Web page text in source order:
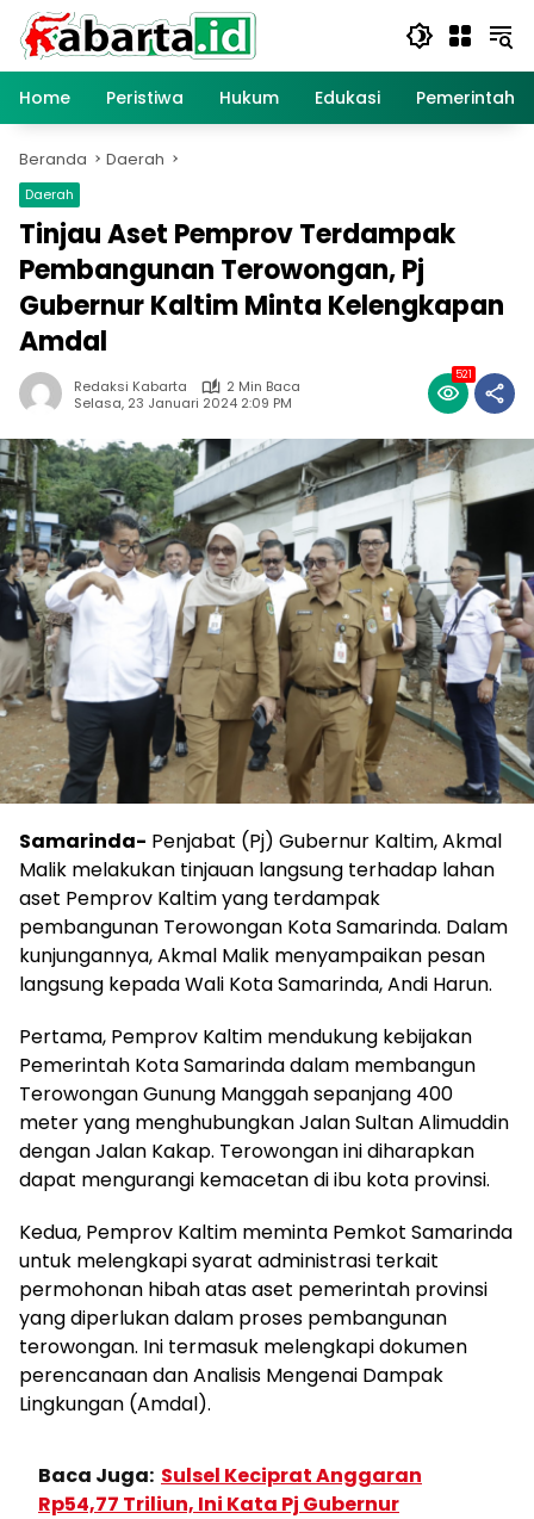
Langsung
konten
Home
Peristiwa Hukum Edukasi
Beranda Daerah
Daerah
Tinjau Aset Pemprov Terdampak
Pembangunan Terowongan, Pj
Gubernur Kaltim Minta Kelengkapan
Amdal
Redaksi Kabarta
2 Min Baca
Selasa, 23 Januari 2024 2:09 PM
521
Samarinda- Penjabat (Pj) Gubernur Kaltim, Akmal
Malik melakukan tinjauan langsung terhadap lahan
aset Pemprov Kaltim yang terdampak
pembangunan Terowongan Kota Samarinda. Dalam
kunjungannya, Akmal Malik menyampaikan pesan
langsung kepada Wali Kota Samarinda, Andi Harun.
Pertama, Pemprov Kaltim mendukung kebijakan
Pemerintah Kota Samarinda dalam membangun
Terowongan Gunung Manggah sepanjang 400
meter yang menghubungkan Jalan Sultan Alimuddin
dengan Jalan Kakap. Terowongan ini diharapkan
dapat mengurangi kemacetan di ibu kota provinsi.
Kedua, Pemprov Kaltim meminta Pemkot Samarinda
untuk melengkapi syarat administrasi terkait
permohonan hibah atas aset pemerintah provinsi
yang diperlukan dalam proses pembangunan
terowongan. Ini termasuk melengkapi dokumen
perencanaan dan Analisis Mengenai Dampak
Lingkungan (Amdal).
Baca Juga: Sulsel Keciprat Anggaran
Rp54,77 Triliun, Ini Kata Pj Gubernur